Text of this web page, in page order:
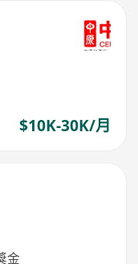
$10K-30K/月
金